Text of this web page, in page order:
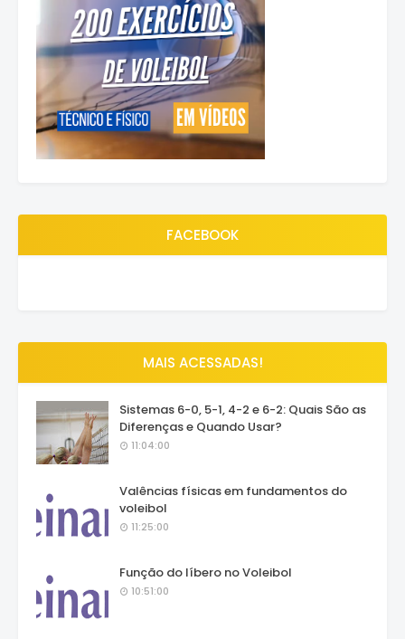
FACEBOOK
MAIS ACESSADAS!
Sistemas 6-0, 5-1, 4-2 e 6-2: Quais São as
Diferenças e Quando Usar?
11:04:00
Valências físicas em fundamentos do
voleibol
11:25:00
Função do líbero no Voleibol
10:51:00